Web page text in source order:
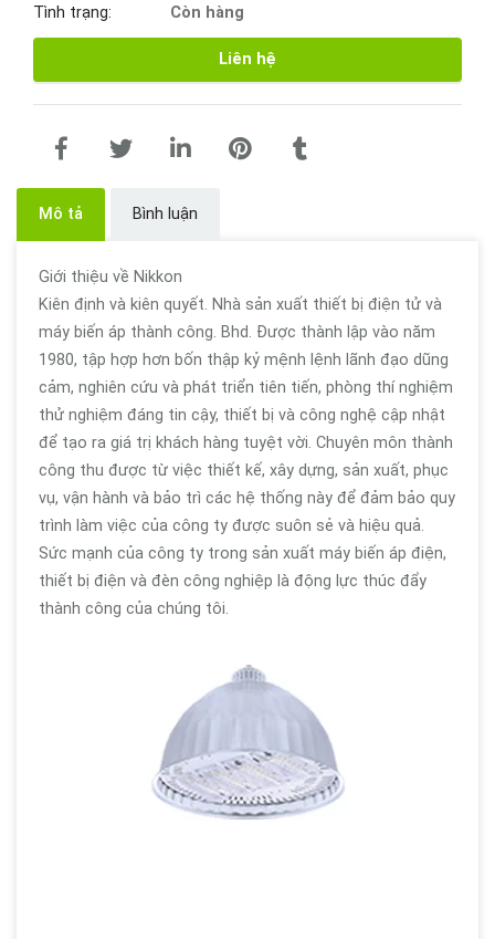
Tình trạng: Còn hàng
Liên hệ
Mô tả Bình luận
Giới thiệu về Nikkon
Kiên định và kiên quyết. Nhà sản xuất thiết bị điện tử và
máy biến áp thành công. Bhd. Được thành lập vào năm
1980, tập hợp hơn bốn thập kỷ mệnh lệnh lãnh đạo dũng
cảm, nghiên cứu và phát triển tiên tiến, phòng thí nghiệm
thử nghiệm đáng tin cậy, thiết bị và công nghệ cập nhật
để tạo ra giá trị khách hàng tuyệt vời. Chuyên môn thành
công thu được từ việc thiết kế, xây dựng, sản xuất, phục
vụ, vận hành và bảo trì các hệ thống này để đảm bảo quy
trình làm việc của công ty được suôn sẻ và hiệu quả.
Sức mạnh của công ty trong sản xuất máy biến áp điện,
thiết bị điện và đèn công nghiệp là động lực thúc đẩy
thành công của chúng tôi.